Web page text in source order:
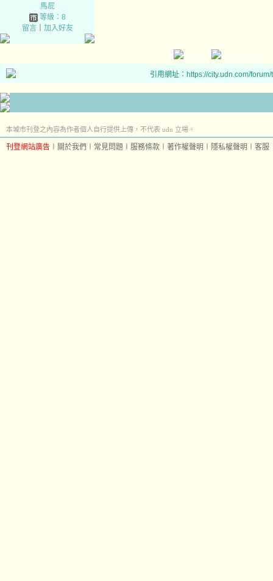
馬屁
等級：8
留言｜ 加入好友
引用網址：https://city.udn.com/
本城市刊登之內容為作者個人自行提供上傳，不代表 udn 立場。
刊登網站廣告 關於我們 常見問題 服務條款 著作權聲明 隱私權聲明 客服